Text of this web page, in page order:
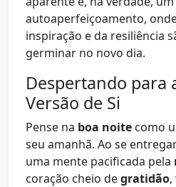
autoaperfeiçoamento,
inspiração e da resiliência
germinar no novo dia.
Despertando para
Versão de Si
Pense na boa noite como
seu amanhã. Ao se
uma mente pacificada pela
coração cheio degratidão,